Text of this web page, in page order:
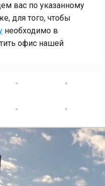
вас по указанному
для того, чтобы
необходимо в
офис нашей